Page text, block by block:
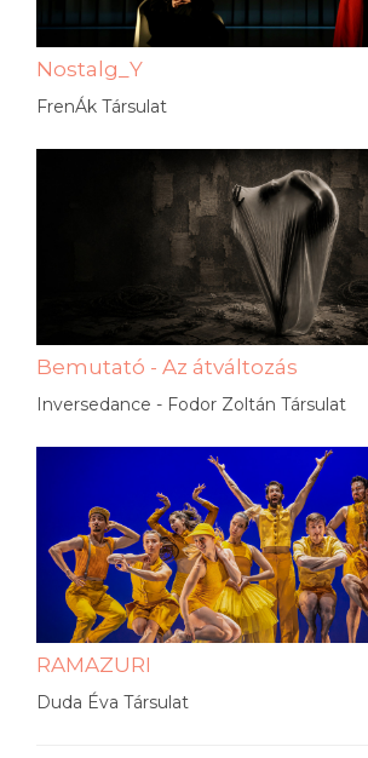
Nostalg_Y
FrenÁk Társulat
Bemutató - Az átváltozás
Inversedance - Fodor Zoltán Társulat
RAMAZURI
Duda Éva Társulat